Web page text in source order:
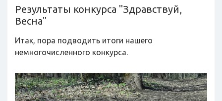
Результаты конкурса "Здравствуй,
Весна"
Итак, пора подводить итоги нашего
немногочисленного конкурса.